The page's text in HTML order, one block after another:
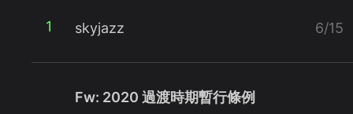
1 skyjazz 6/15
Fw: 2020 過渡時期暫行條例